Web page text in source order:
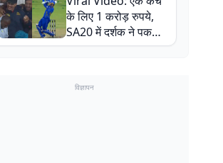
बाल-बाल बचे
के लिए 1 करोड़ रुपये,
SA20 में दर्शक ने पकड़ा
एक हाथ से गजब का कैच
विज्ञापन